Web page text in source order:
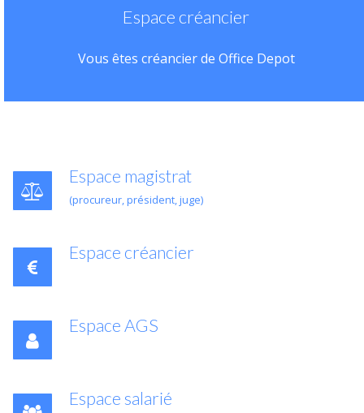
Espace créancier
Vous êtes créancier de Office Depot
Espace magistrat
(procureur, président, juge)
Espace créancier
Espace AGS
Espace salarié